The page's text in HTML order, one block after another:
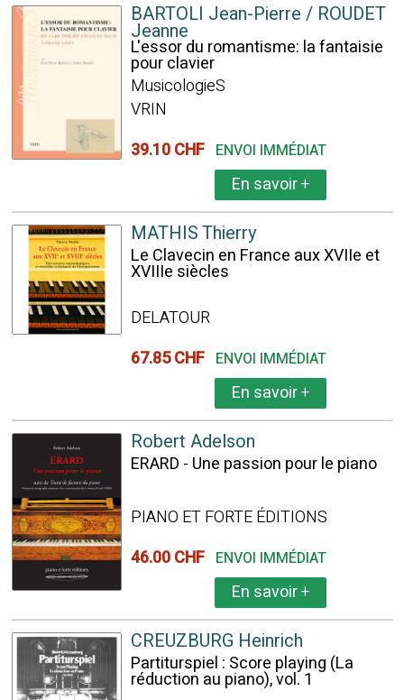
BARTOLI Jean-Pierre / ROUDET
Jeanne
L'essor du romantisme: la fantaisie
pour clavier
MusicologieS
VRIN
39.10 CHF ENVOI IMMÉDIAT
En savoir+
MATHIS Thierry
Le Clavecin en France aux XVIIe et
XVIIIe siècles
DELATOUR
67.85 CHF ENVOI IMMÉDIAT
En savoir+
Robert Adelson
ERARD - Une passion pour le piano
PIANO ET FORTE ÉDITIONS
46.00 CHF ENVOI IMMÉDIAT
En savoir+
CREUZBURG Heinrich
Partiturspiel : Score playing (La
réduction au piano), vol. 1